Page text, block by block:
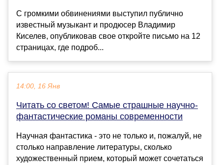
С громкими обвинениями выступил публично
известный музыкант и продюсер Владимир
Киселев, опубликовав свое откройте письмо на 12
страницах, где подроб...
14:00, 16 Янв
Читать со светом! Самые страшные научно-
фантастические романы современности
Научная фантастика - это не только и, пожалуй, не
столько направление литературы, сколько
художественный прием, который может сочетаться